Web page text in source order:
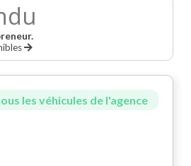
les véhicules de l'agence